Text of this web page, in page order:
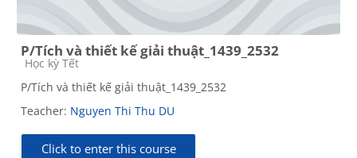
P/Tích và thiết kế giải thuật_1439_2532
Course category
Học kỳ Tết
P/Tích và thiết kế giải thuật_1439_2532
Teacher: Nguyen Thi Thu DU
Click to enter this course